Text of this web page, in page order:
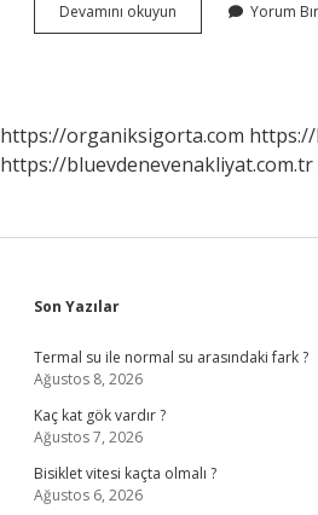
Devamını okuyun
Esports
Yorum
https://organiksigorta.com
https://bluevdenevenakliyat.com.tr
Sidebar
Son Yazılar
Termal su ile normal su arasındaki fark ?
Ağustos 8, 2026
Kaç kat gök vardır ?
Ağustos 7, 2026
Bisiklet vitesi kaçta olmalı ?
Ağustos 6, 2026